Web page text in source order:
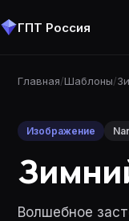
ГПТ Россия
Главная/Шаблоны/
Изображение
Волшебное